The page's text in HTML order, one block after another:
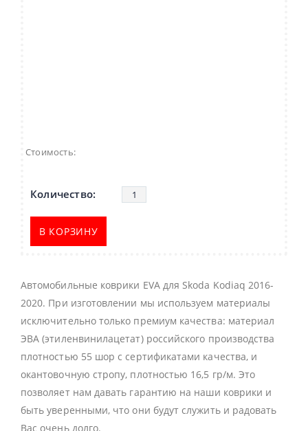
Стоимость:
В КОРЗИНУ
Автомобильные коврики EVA для Skoda Kodiaq 2016-
2020. При изготовлении мы используем материалы
исключительно только премиум качества: материал
ЭВА (этиленвинилацетат) российского производства
плотностью 55 шор с сертификатами качества, и
окантовочную стропу, плотностью 16,5 гр/м. Это
позволяет нам давать гарантию на наши коврики и
быть уверенными, что они будут служить и радовать
Вас очень долго.